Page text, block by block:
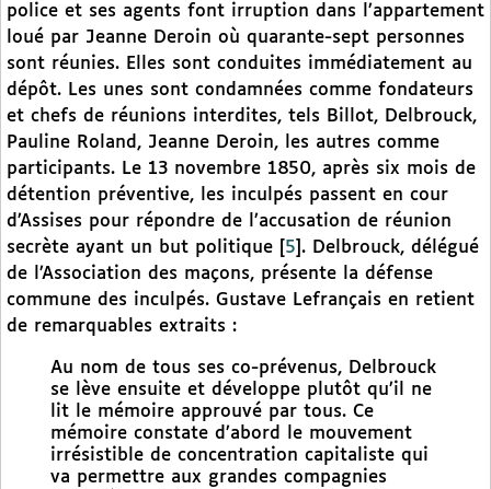
police et ses agents font irruption dans l’appartement
loué par Jeanne Deroin où quarante-sept personnes
sont réunies. Elles sont conduites immédiatement au
dépôt. Les unes sont condamnées comme fondateurs
et chefs de réunions interdites, tels Billot, Delbrouck,
Pauline Roland, Jeanne Deroin, les autres comme
participants. Le 13 novembre 1850, après six mois de
détention préventive, les inculpés passent en cour
d’Assises pour répondre de l’accusation de réunion
secrète ayant un but politique
5 . Delbrouck, délégué
de l’Association des maçons, présente la défense
commune des inculpés. Gustave Lefrançais en retient
de remarquables extraits :
Au nom de tous ses co-prévenus, Delbrouck
se lève ensuite et développe plutôt qu’il ne
lit le mémoire approuvé par tous. Ce
mémoire constate d’abord le mouvement
irrésistible de concentration capitaliste qui
va permettre aux grandes compagnies